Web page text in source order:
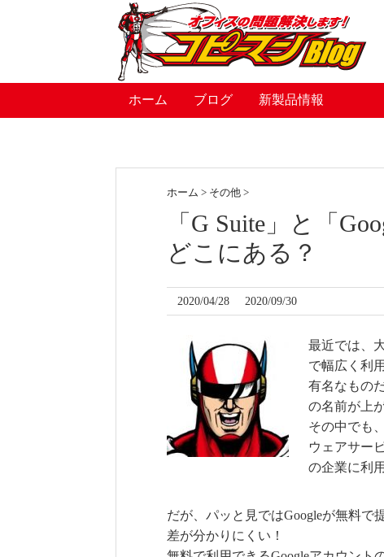
ホーム ブログ 新製品情報
ホーム > その他 >
「G Suite」と「
どこにある？
2020/04/28 2020/09/30
最近では、
で幅広く利
有名なもの
の名前が上
その中でも
ウェアサー
の企業に利
だが、パッと見ではGoogleが無料で
差が分かりにくい！